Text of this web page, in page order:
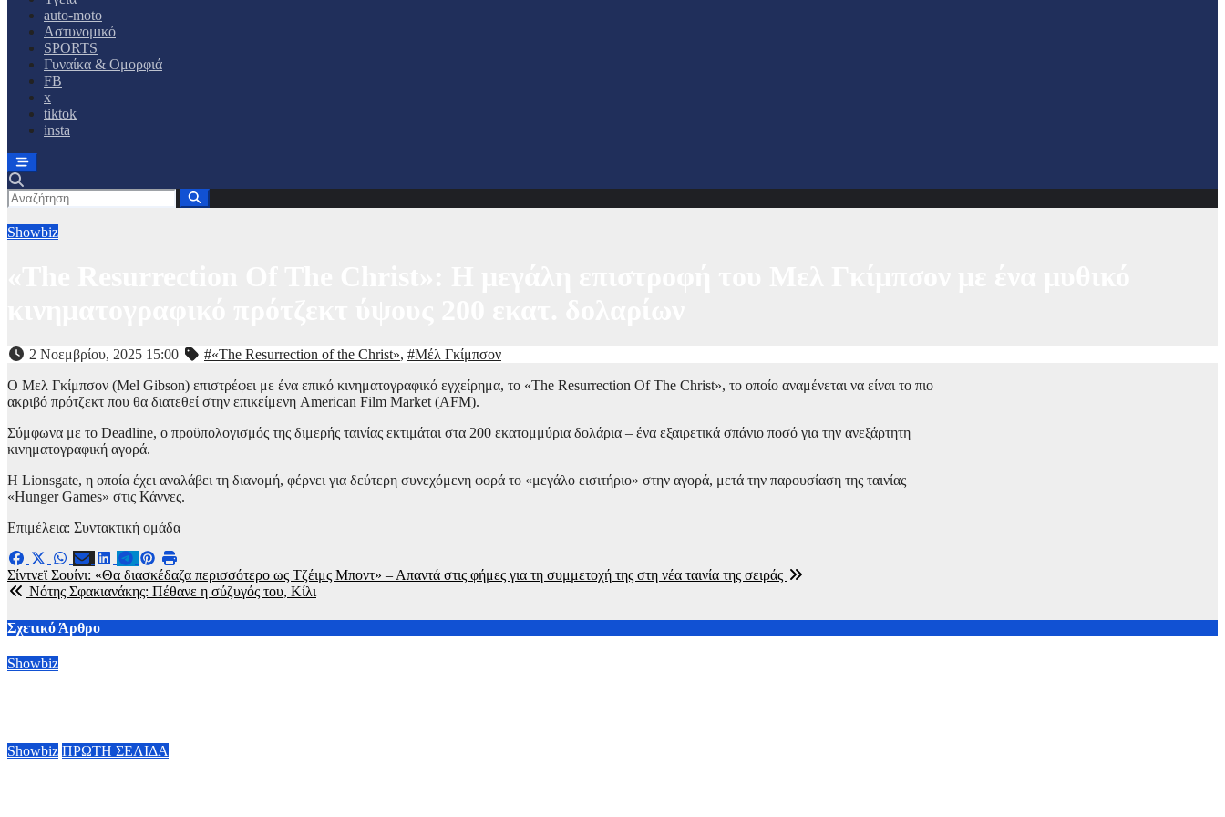
auto-moto
Αστυνομικό
SPORTS
Γυναίκα & Ομορφιά
FB
x
tiktok
insta
Showbiz
2 Νοεμβρίου, 2025 15:00 #«The Resurrection of the Christ», #Μέλ Γκίμπσον
Ο Μελ Γκίμπσον (Mel Gibson) επιστρέφει με ένα επικό κινηματογραφικό εγχείρημα, το «The Resurrection Of The Christ», το οποίο αναμένεται να είναι το πιο
ακριβό πρότζεκτ που θα διατεθεί στην επικείμενη American Film Market (AFM).
Σύμφωνα με το Deadline, ο προϋπολογισμός της διμερής ταινίας εκτιμάται στα 200 εκατομμύρια δολάρια – ένα εξαιρετικά σπάνιο ποσό για την ανεξάρτητη
κινηματογραφική αγορά.
Η Lionsgate, η οποία έχει αναλάβει τη διανομή, φέρνει για δεύτερη συνεχόμενη φορά το «μεγάλο εισιτήριο» στην αγορά, μετά την παρουσίαση της ταινίας
«Hunger Games» στις Κάννες.
Επιμέλεια: Συντακτική ομάδα
Πλοήγηση
άρθρων
Σίντνεϊ Σουίνι: «Θα διασκέδαζα περισσότερο ως Τζέιμς Μποντ» – Απαντά στις φήμες για τη συμμετοχή της στη νέα ταινία της σειράς
Νότης Σφακιανάκης: Πέθανε η σύζυγός του, Κίλι
Σχετικό Άρθρο
Showbiz
Showbiz ΠΡΩΤΗ ΣΕΛΙΔΑ